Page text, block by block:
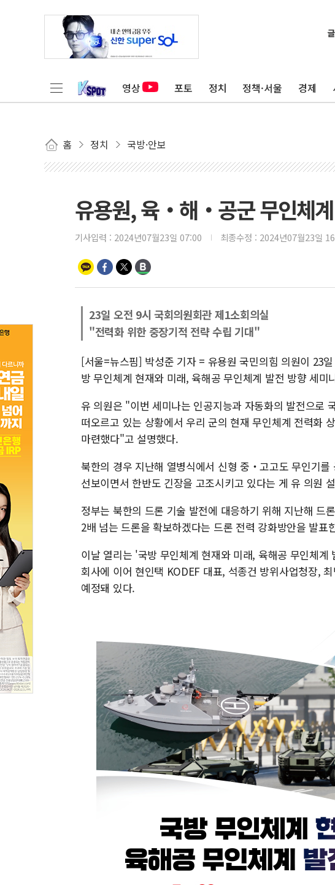
영상 포토 정치 정책·서울 경제
홈 정치 국방·안보
유용원, 육‧해‧공군 무인체계
기사입력 : 2024년07월23일 07:00 최종수정 : 2024년07월23일
23일 오전 9시 국회의원회관 제1소회의실
"전력화 위한 중장기적 전략 수립 기대"
[서울=뉴스핌] 박성준 기자 = 유용원 국민의힘 의원이 23
방 무인체계 현재와 미래, 육해공 무인체계 발전 방향 세미
유 의원은 "이번 세미나는 인공지능과 자동화의 발전으로
떠오르고 있는 상황에서 우리 군의 현재 무인체계 전력화
마련했다"고 설명했다.
북한의 경우 지난해 열병식에서 신형 중‧고고도 무인기
선보이면서 한반도 긴장을 고조시키고 있다는 게 유 의원
정부는 북한의 드론 기술 발전에 대응하기 위해 지난해 드
2배 넘는 드론을 확보하겠다는 드론 전력 강화방안을 발표
이날 열리는 '국방 무인체계 현재와 미래, 육해공 무인체
회사에 이어 현인택 KODEF 대표, 석종건 방위사업청장,
예정돼 있다.